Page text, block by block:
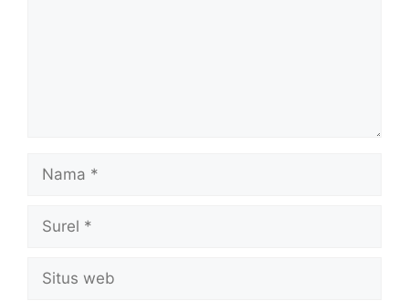
Nama
Surel
Situs
web